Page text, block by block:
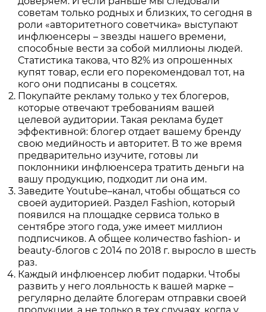
советам только родных и близких, то сегодня в
роли «авторитетного советчика» выступают
инфлюенсеры – звезды нашего времени,
способные вести за собой миллионы людей.
Статистика такова, что 82% из опрошенных
купят товар, если его порекомендовал тот, на
кого они подписаны в соцсетях.
Покупайте рекламу только у тех блогеров,
которые отвечают требованиям вашей
целевой аудитории. Такая реклама будет
эффективной: блогер отдает вашему бренду
свою медийность и авторитет. В то же время
предварительно изучите, готовы ли
поклонники инфлюенсера тратить деньги на
вашу продукцию, подходит ли она им.
Заведите Youtube–канал, чтобы общаться со
своей аудиторией. Раздел Fashion, который
появился на площадке сервиса только в
сентябре этого года, уже имеет миллион
подписчиков. А общее количество fashion- и
beauty-блогов с 2014 по 2018 г. выросло в шесть
раз.
Каждый инфлюенсер любит подарки. Чтобы
развить у него лояльность к вашей марке –
регулярно делайте блогерам отправки своей